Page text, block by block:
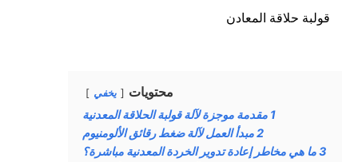
قولبة حلاقة المعادن
محتويات يخفي
1 مقدمة موجزة لآلة قولبة الحلاقة المعدنية
2مبدأ العمل لآلة ضغط رقائق الألومنيوم
3ما هي مخاطر إعادة تدوير الخردة المعدنية مباشرة؟